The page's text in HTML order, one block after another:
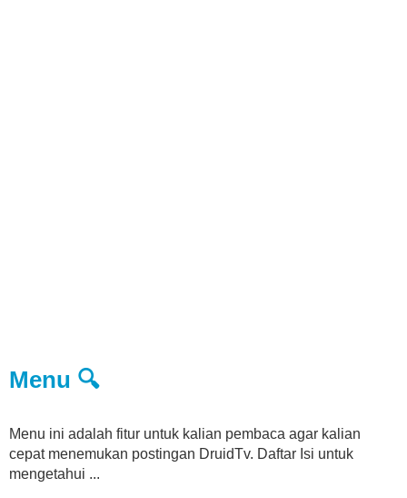
Menu 🔍
Menu ini adalah fitur untuk kalian pembaca agar kalian
cepat menemukan postingan DruidTv. Daftar Isi untuk
mengetahui ...